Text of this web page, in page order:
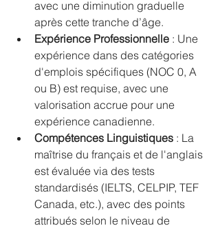
avec une diminution graduelle
après cette tranche d’âge.
Expérience Professionnelle : Une
expérience dans des catégories
d'emplois spécifiques (NOC 0, A
ou B) est requise, avec une
valorisation accrue pour une
expérience canadienne.
Compétences Linguistiques : La
maîtrise du français et de l'anglais
est évaluée via des tests
standardisés (IELTS, CELPIP, TEF
Canada, etc.), avec des points
attribués selon le niveau de